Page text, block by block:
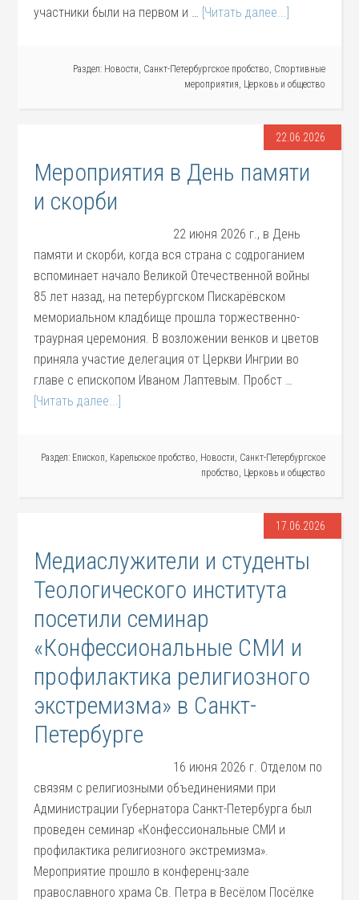
участники были на первом и … [Читать далее...]
Раздел: Новости, Санкт-Петербургское пробство, Спортивные
мероприятия, Церковь и общество
22.06.2026
Мероприятия в День памяти
и скорби
22 июня 2026 г., в День
памяти и скорби, когда вся страна с содроганием
вспоминает начало Великой Отечественной войны
85 лет назад, на петербургском Пискарёвском
мемориальном кладбище прошла торжественно-
траурная церемония. В возложении венков и цветов
приняла участие делегация от Церкви Ингрии во
главе с епископом Иваном Лаптевым. Пробст …
[Читать далее...]
Раздел: Епископ, Карельское пробство, Новости, Санкт-Петербургское
пробство, Церковь и общество
17.06.2026
Медиаслужители и студенты
Теологического института
посетили семинар
«Конфессиональные СМИ и
профилактика религиозного
экстремизма» в Санкт-
Петербурге
16 июня 2026 г. Отделом по
связям с религиозными объединениями при
Администрации Губернатора Санкт-Петербурга был
проведен семинар «Конфессиональные СМИ и
профилактика религиозного экстремизма».
Мероприятие прошло в конференц-зале
православного храма Св. Петра в Весёлом Посёлке